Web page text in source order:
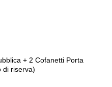
+ 2 Cofanetti Porta
prezzo di riserva)